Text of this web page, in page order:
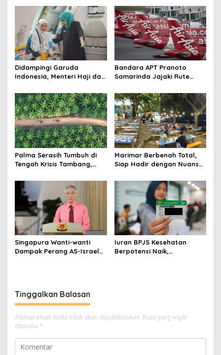
Didampingi Garuda
Indonesia, Menteri Haji dan
Kelancaran Penerbangan
Haji di Balikpapan
Bandara APT Pranoto
Samarinda Jajaki Rute
dengan AirAsia
Palma Serasih Tumbuh di
Tengah Krisis Tambang,
Triliun
Marimar Berbenah Total,
Siap Hadir dengan Nuansa
Singapura Wanti-wanti
Dampak Perang AS-Israel
Iuran BPJS Kesehatan
Berpotensi Naik,
Tinggalkan Balasan
Alamat email Anda tidak akan dipublikasikan. Ruas yang wajib
ditandai *